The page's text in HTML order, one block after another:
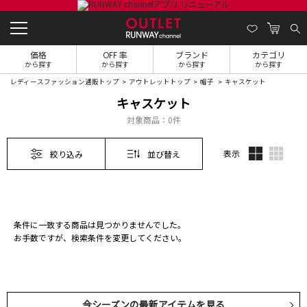
価格
から探す
OFF 率
から探す
ブランド
から探す
カテゴリ
から探す
レディースファッション通販トップ アウトレットトップ 帽子 キャスケット
キャスケット
対象商品： 0件
絞り込み 並び替え 表示
条件に一致する商品は見つかりませんでした。
お手数ですが、検索条件を変更してください。
今シーズンの最新アイテムを見る